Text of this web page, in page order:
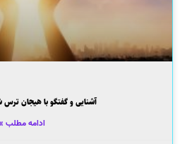
آشنایی و گفتگو با هیجان ترس
ادامه مطلب »